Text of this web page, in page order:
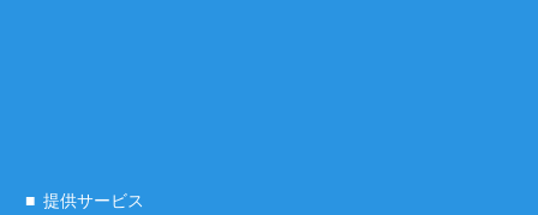
提供サービス